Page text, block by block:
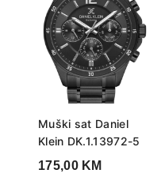
Muški sat Daniel
Klein DK.1.13972-5
175,00 KM